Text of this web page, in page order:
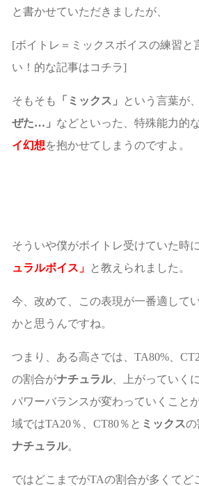
と書かせていただきましたが、
[ボイトレ＝ミックスボイスの練習と
い！的な記事はコチラ]
そもそも 「ミックス」 という言葉が、
ぜた…」 などといった、特殊能力的
イ幻想を抱かせてしまうのですよ。
そういや僕がボイトレ受けていた時
ュラルボイス」
と教えられました。
今、改めて、この表現が一番適して
かと思うんですね。
つまり、ある高さでは、TA80%、
の割合がナチュラル、上がっていく
パワーバランスが変わっていくこと
域ではTA20％、CT80％と ミックスの
ナチュラル。
ではどこまでがTAの割合が多くてど